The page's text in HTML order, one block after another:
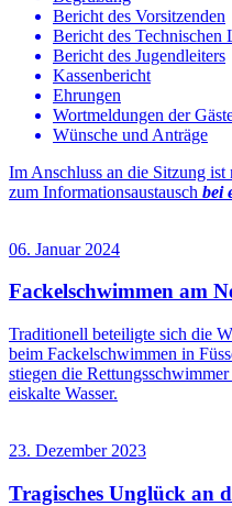
Bericht des Vorsitzenden
Bericht des Technischen
Bericht des Jugendleiters
Kassenbericht
Ehrungen
Wortmeldungen der
Wünsche und Anträge
Im Anschluss an die Sitzung ist
zum Informationsaustausch bei
06. Januar 2024
Fackelschwimmen am
Traditionell beteiligte sich die
beim Fackelschwimmen in
stiegen die
eiskalte Wasser.
23. Dezember 2023
Tragisches Unglück an